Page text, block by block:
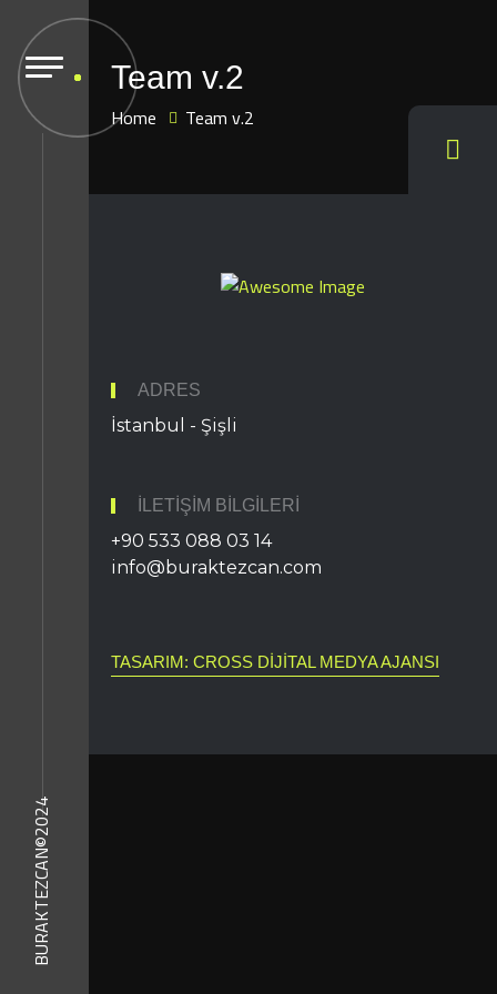
BURAKTEZCAN©2024
Team v.2
Home Team v.2
ADRES
İstanbul - Şişli
İLETIŞIM BILGILERI
+90 533 088 03 14
info@buraktezcan.com
TASARIM: CROSS DIJITAL MEDYA AJANSI